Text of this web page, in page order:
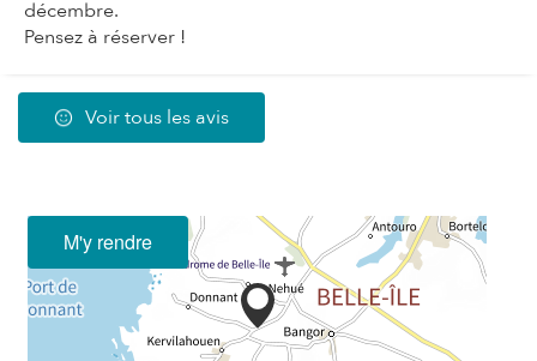
décembre.
Pensez à réserver !
Voir tous les avis
M'y rendre